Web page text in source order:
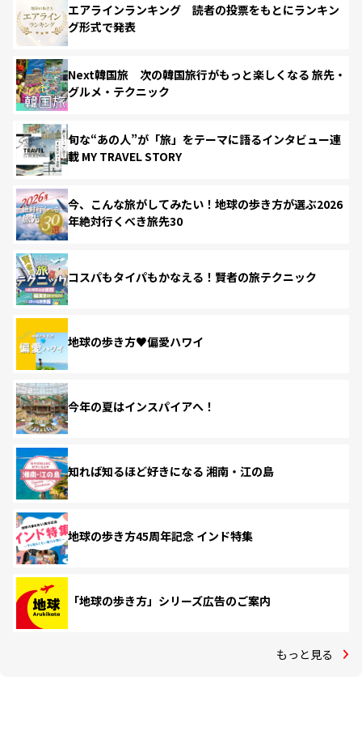
エアラインランキング 読者の投票をもとにランキン
グ形式で発表
Next韓国旅 次の韓国旅行がもっと楽しくなる 旅先・
グルメ・テクニック
旬な“あの人”が「旅」をテーマに語るインタビュー連
載 MY TRAVEL STORY
今、こんな旅がしてみたい！地球の歩き方が選ぶ2026
年絶対行くべき旅先30
コスパもタイパもかなえる！賢者の旅テクニック
地球の歩き方♥偏愛ハワイ
今年の夏はインスパイアへ！
知れば知るほど好きになる 湘南・江の島
地球の歩き方45周年記念 インド特集
「地球の歩き方」シリーズ広告のご案内
もっと見る